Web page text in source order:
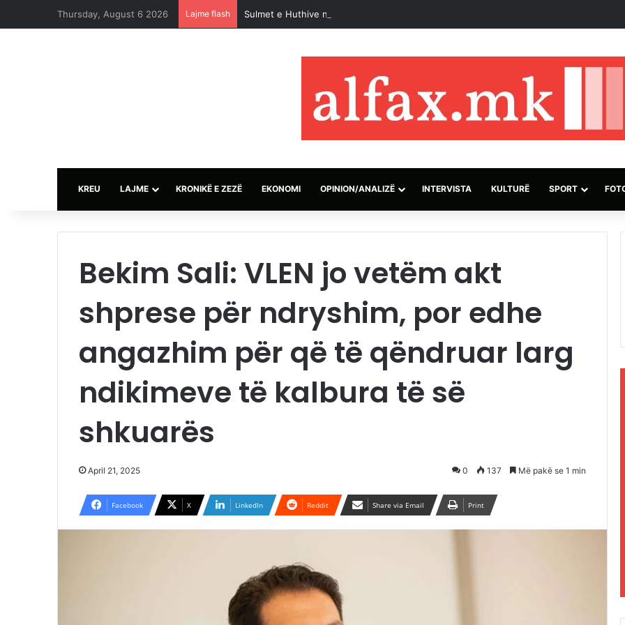
Thursday, August 6 2026 Lajme flash Sulmet e Huthive ndaj forcave qeveritare në Jemen lënë të paktën 30 të vrarë
KREU LAJME KRONIKË E ZEZË EKONOMI OPINION/ANALIZË INTERVISTA KULTURË SPORT
Bekim Sali: VLEN jo vetëm akt
shprese për ndryshim, por edhe
angazhim për që të qëndruar larg
ndikimeve të kalbura të së
shkuarës
April 21, 2025 0 137 Më pakë se 1 min
Facebook X LinkedIn Reddit Share via Email Print